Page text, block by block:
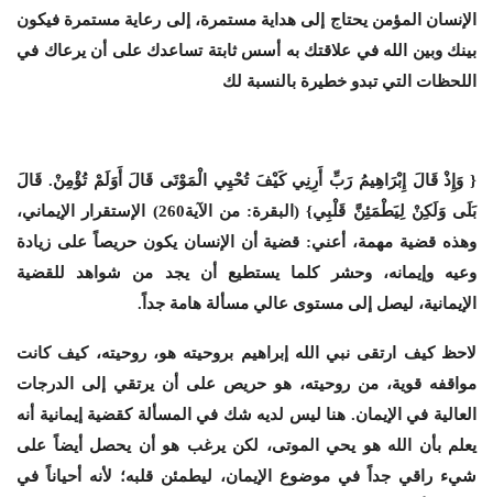
الإنسان المؤمن يحتاج إلى هداية مستمرة، إلى رعاية مستمرة فيكون
بينك وبين الله في علاقتك به أسس ثابتة تساعدك على أن يرعاك في
اللحظات التي تبدو خطيرة بالنسبة لك
{ وَإِذْ قَالَ إِبْرَاهِيمُ رَبِّ أَرِنِي كَيْفَ تُحْيِي الْمَوْتَى قَالَ أَوَلَمْ تُؤْمِنْ. قَالَ
بَلَى وَلَكِنْ لِيَطْمَئِنَّ قَلْبِي} (البقرة: من الآية260) الإستقرار الإيماني،
وهذه قضية مهمة، أعني: قضية أن الإنسان يكون حريصاً على زيادة
وعيه وإيمانه، وحشر كلما يستطيع أن يجد من شواهد للقضية
الإيمانية، ليصل إلى مستوى عالي مسألة هامة جداً.
لاحظ كيف ارتقى نبي الله إبراهيم بروحيته هو، روحيته، كيف كانت
مواقفه قوية، من روحيته، هو حريص على أن يرتقي إلى الدرجات
العالية في الإيمان. هنا ليس لديه شك في المسألة كقضية إيمانية أنه
يعلم بأن الله هو يحي الموتى، لكن يرغب هو أن يحصل أيضاً على
شيء راقي جداً في موضوع الإيمان، ليطمئن قلبه؛ لأنه أحياناً في